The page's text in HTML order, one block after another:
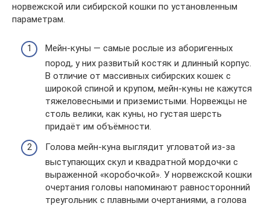
норвежской или сибирской кошки по установленным
параметрам.
Мейн-куны — самые рослые из аборигенных
пород, у них развитый костяк и длинный корпус.
В отличие от массивных сибирских кошек с
широкой спиной и крупом, мейн-куны не кажутся
тяжеловесными и приземистыми. Норвежцы не
столь велики, как куны, но густая шерсть
придаёт им объёмности.
Голова мейн-куна выглядит угловатой из-за
выступающих скул и квадратной мордочки с
выраженной «коробочкой». У норвежской кошки
очертания головы напоминают равносторонний
треугольник с плавными очертаниями, а голова